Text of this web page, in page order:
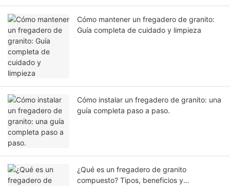
Cómo mantener un fregadero de granito:
Guía completa de cuidado y limpieza
Cómo instalar un fregadero de granito: una
guía completa paso a paso.
¿Qué es un fregadero de granito
compuesto? Tipos, beneficios y